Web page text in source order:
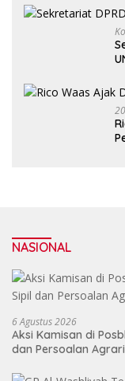
NASIONAL
6 Agustus 2026
Aksi Kamisan di
dan Persoalan